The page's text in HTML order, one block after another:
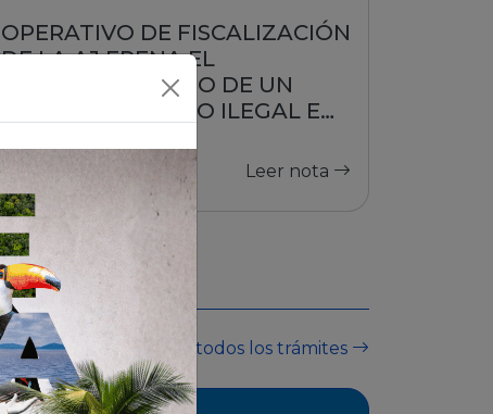
OPERATIVO DE FISCALIZACIÓN
DE LA AJ FRENA EL
FUNCIONAMIENTO DE UN
PUESTO DE JUEGO ILEGAL EN
Leer nota
Ver todos los trámites